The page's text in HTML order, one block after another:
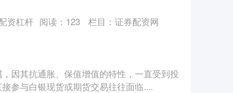
资杠杆 阅读： 123 栏目： 证券配资网
因其抗通胀、保值增值的特性，一直受到投
参与白银现货或期货交易往往面临....